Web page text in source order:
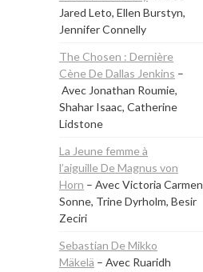
Jared Leto, Ellen Burstyn,
Jennifer Connelly
The Chosen : Dernière
Cène De Dallas Jenkins –
Avec Jonathan Roumie,
Shahar Isaac, Catherine
Lidstone
La Jeune femme à
l’aiguille De Magnus von
Horn – Avec Victoria Carmen
Sonne, Trine Dyrholm, Besir
Zeciri
Sebastian De Mikko
Mäkelä – Avec Ruaridh